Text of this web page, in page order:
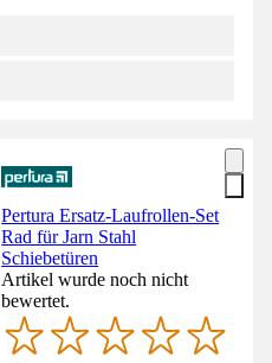
Pertura Ersatz-Laufrollen-Set
Rad für Jarn Stahl
Schiebetüren
Artikel wurde noch nicht
bewertet.